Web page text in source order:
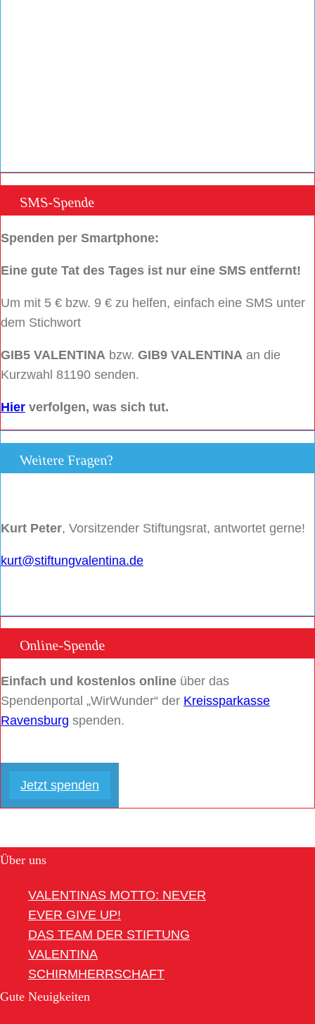
SMS-Spende
Spenden per Smartphone:
Eine gute Tat des Tages ist nur eine SMS entfernt!
Um mit 5 € bzw. 9 € zu helfen, einfach eine SMS unter
dem Stichwort
GIB5 VALENTINA bzw. GIB9 VALENTINA an die
Kurzwahl 81190 senden.
Hier verfolgen, was sich tut.
Weitere Fragen?
Kurt Peter, Vorsitzender Stiftungsrat, antwortet gerne!
kurt@stiftungvalentina.de
Online-Spende
Einfach und kostenlos online über das
Spendenportal „WirWunder“ der Kreissparkasse
Ravensburg spenden.
Jetzt spenden
Über uns
VALENTINAS MOTTO: NEVER
EVER GIVE UP!
DAS TEAM DER STIFTUNG
VALENTINA
SCHIRMHERRSCHAFT
Gute Neuigkeiten